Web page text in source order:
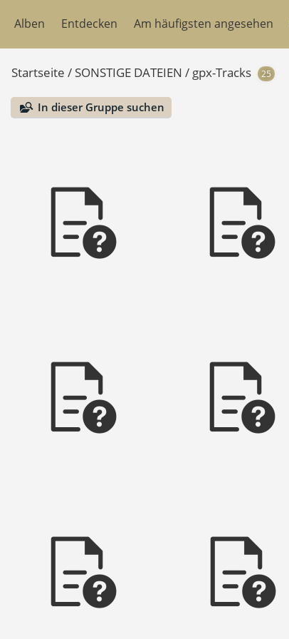
Alben Entdecken Am häufigsten angesehen
Startseite / SONSTIGE DATEIEN / gpx-Tracks 25
In dieser Gruppe suchen
erdeborner stollen faulenseer stollen
jacob adolph stollen jacob stollen